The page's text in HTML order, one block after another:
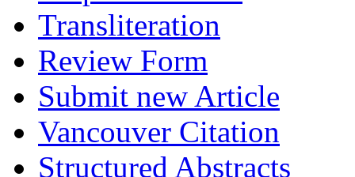
Transliteration
Review Form
Submit new Article
Vancouver Citation
Structured Abstracts